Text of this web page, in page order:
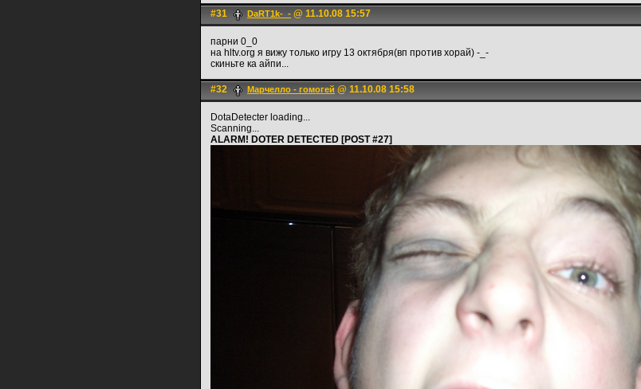
#31 DaRT1k-_- @ 11.10.08 15:57
парни 0_0
на hltv.org я вижу только игру 13 октября(вп против хорай) -_-
скиньте ка айпи...
#32 Марчелло - гомoгей @ 11.10.08 15:58
DotaDetecter loading...
Scanning...
ALARM! DOTER DETECTED [POST #27]